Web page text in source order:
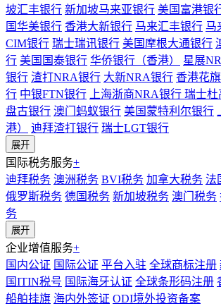
坡汇丰银行 新加坡马来亚银行 美国富港银
国华美银行 香港大新银行 马来汇丰银行 马
CIM银行 瑞士瑞讯银行 美国摩根大通银行
行 美国国泰银行 华侨银行（香港） 星展
银行 渣打NRA银行 大新NRA银行 香港花
行 中银FTN银行 上海浙商NRA银行 瑞士杜
盘古银行 澳门蚂蚁银行 美国蒙特利尔银行
港）
迪拜渣打银行 瑞士LGT银行
展开
国际税务服务+
迪拜税务 澳洲税务 BVI税务 加拿大税务 法
俄罗斯税务 德国税务 新加坡税务 澳门税务
务
展开
企业增值服务+
国内公证 国际公证 平台入驻 全球商标注册
国ITIN税号 国际海牙认证 全球条形码注册
船舶挂旗 海内外签证 ODI境外投资备案